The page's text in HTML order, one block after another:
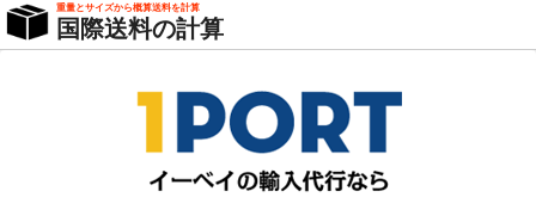
重量とサイズから概算送料を計算
国際送料の計算